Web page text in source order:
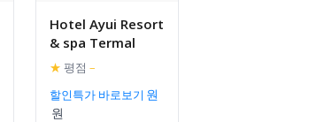
Hotel Ayui Resort
& spa Termal
★ 평점 –
할인특가 바로보기